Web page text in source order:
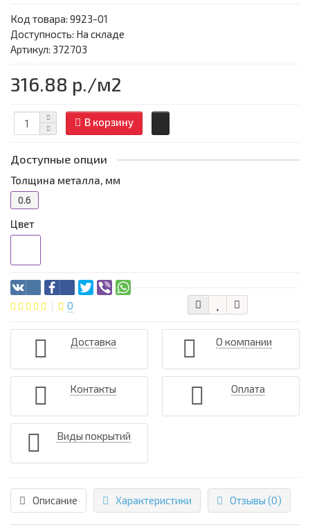
Код товара: 9923-01
Доступность: На складе
Артикул: 372703
316.88 р./м2
В корзину
Доступные опции
Толщина металла, мм
0.6
Цвет
0
Доставка О компании
Контакты Оплата
Виды покрытий
Описание Характеристики Отзывы (0)